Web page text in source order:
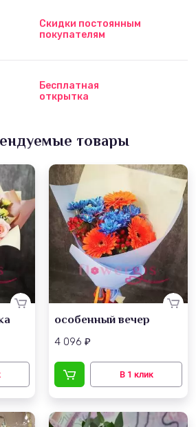
Скидки постоянным
покупателям
Бесплатная
открытка
товары
особенный вечер
4 096 ₽